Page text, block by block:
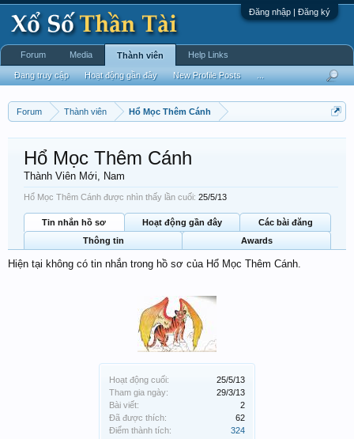
Đăng nhập | Đăng ký
Forum Thành viên Hổ Mọc Thêm Cánh
Hoạt động cuối:
25/5/13
Tham gia ngày:
29/3/13
Bài viết:
2
Đã được thích:
62
Điểm thành tích:
324
Hổ Mọc Thêm Cánh
Thành Viên Mới, Nam
Hổ Mọc Thêm Cánh được nhìn thấy lần cuối: 25/5/13
Tin nhắn hồ sơ Hoạt động gần đây
Các bài đăng
Thông tin
Awards
Hiện tại không có tin nhắn trong hồ sơ của Hổ Mọc Thêm Cánh.
Forum Media Thành viên
Đang truy cập Hoạt động gần đây New Profile Posts
Help Links